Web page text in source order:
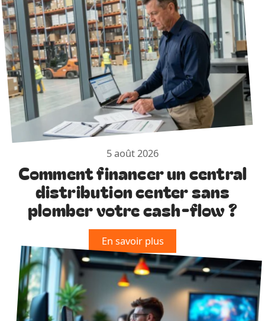
5 août 2026
Comment financer un central
distribution center sans
plomber votre cash-flow ?
En savoir plus